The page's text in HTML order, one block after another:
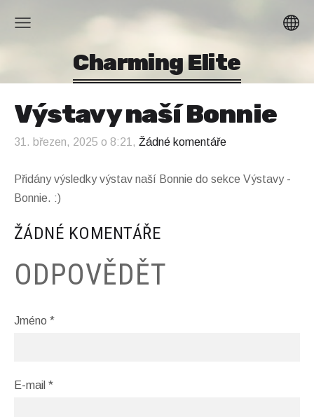
Charming Elite
Výstavy naší Bonnie
31. březen, 2025 o 8:21, Žádné komentáře
Přidány výsledky výstav naší Bonnie do sekce Výstavy -
Bonnie. :)
ŽÁDNÉ KOMENTÁŘE
ODPOVĚDĚT
Jméno *
E-mail *